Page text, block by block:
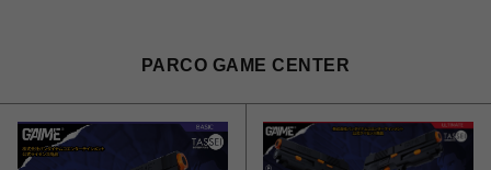
PARCO GAME CENTER